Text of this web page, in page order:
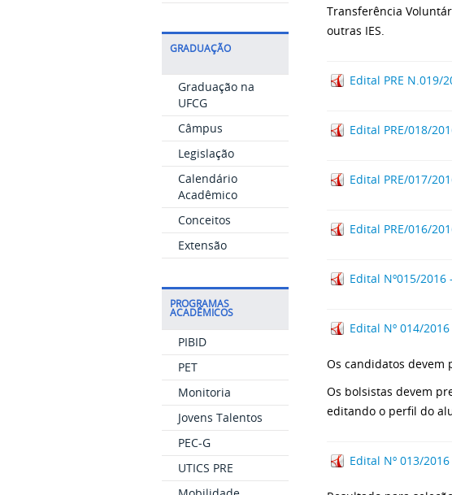
GRADUAÇÃO
Graduação na
UFCG
Câmpus
Legislação
Calendário
Acadêmico
Conceitos
Extensão
PROGRAMAS
ACADÊMICOS
PIBID
PET
Monitoria
Jovens Talentos
PEC-G
UTICS PRE
Transferência
outras IES.
Edital PRE N.019/
Edital PRE/018/
Edital PRE/017/
Edital PRE/016/
Edital Nº015/
Edital Nº 014/
Os candidatos devem
Os bolsistas devem
editando o perfil do
Edital Nº 013/